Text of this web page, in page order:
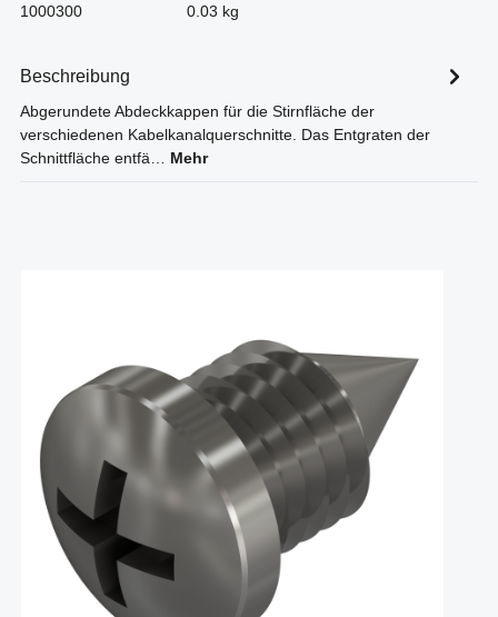
1000300 0.03 kg
Beschreibung
Abgerundete Abdeckkappen für die Stirnfläche der
verschiedenen Kabelkanalquerschnitte. Das Entgraten der
Schnittfläche entfä… Mehr